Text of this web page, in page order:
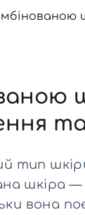
Всі
Всі
Всі
тип
шкіра —
вона